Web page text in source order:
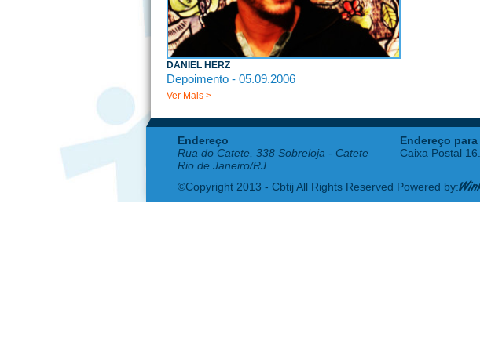
DANIEL HERZ
Depoimento - 05.09.2006
Ver Mais >
Endereço
Rua do Catete, 338 Sobreloja - Catete
Rio de Janeiro/RJ
Endereço
Caixa Postal
©Copyright 2013 - Cbtij All Rights Reserved Powered by: